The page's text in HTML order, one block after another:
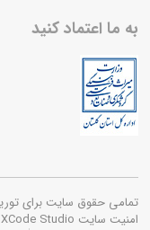
به ما اعتماد کنید
تمامی حقوق سایت برای
امنیت سایت XCode Studio